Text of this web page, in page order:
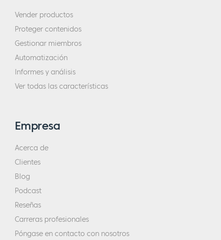
Vender productos
Proteger contenidos
Gestionar miembros
Automatización
Informes y análisis
Ver todas las características
Empresa
Acerca de
Clientes
Blog
Podcast
Reseñas
Carreras profesionales
Póngase en contacto con nosotros